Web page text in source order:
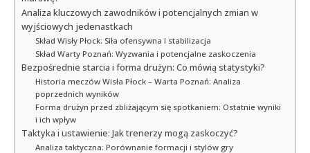
Analiza kluczowych zawodników i potencjalnych zmian w
wyjściowych jedenastkach
Skład Wisły Płock: Siła ofensywna i stabilizacja
Skład Warty Poznań: Wyzwania i potencjalne zaskoczenia
Bezpośrednie starcia i forma drużyn: Co mówią statystyki?
Historia meczów Wisła Płock – Warta Poznań: Analiza
poprzednich wyników
Forma drużyn przed zbliżającym się spotkaniem: Ostatnie wyniki
i ich wpływ
Taktyka i ustawienie: Jak trenerzy mogą zaskoczyć?
Analiza taktyczna: Porównanie formacji i stylów gry